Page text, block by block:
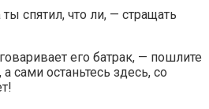
спятил, что ли, — стращать
его батрак, — пошлите
сами останьтесь здесь, со